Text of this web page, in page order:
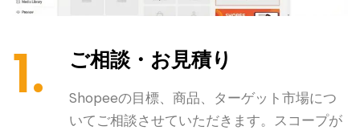
1. ご相談・お見積り
Shopeeの目標、商品、ターゲット市場につ
いてご相談させていただきます。スコープが